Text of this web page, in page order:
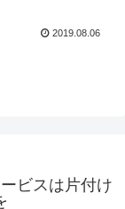
2019.08.06
ビスは片付け